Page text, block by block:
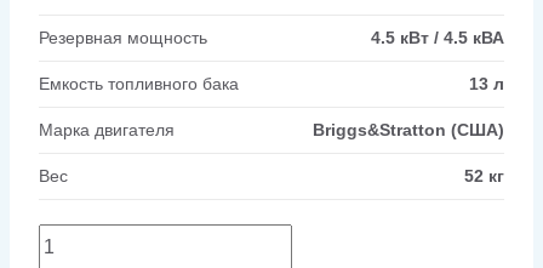
Резервная мощность 4.5 кВт / 4.5 кВА
Емкость топливного бака 13 л
Марка двигателя Briggs&Stratton (США)
Вес 52 кг
Количество